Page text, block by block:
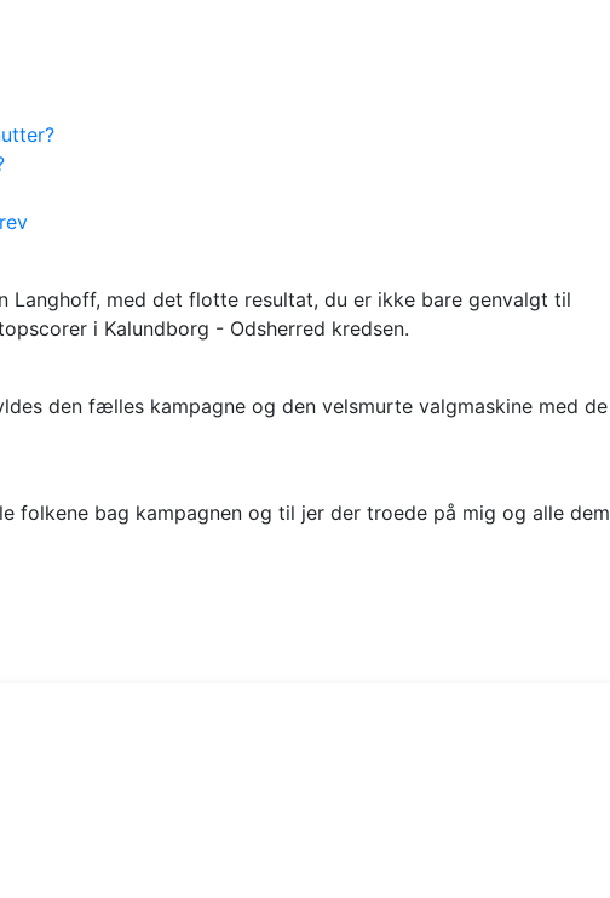
Langhoff, med det flotte resultat, du er ikke bare genvalgt til
i Kalundborg - Odsherred kredsen.
den fælles kampagne og den velsmurte valgmaskine med de
folkene bag kampagnen og til jer der troede på mig og alle dem